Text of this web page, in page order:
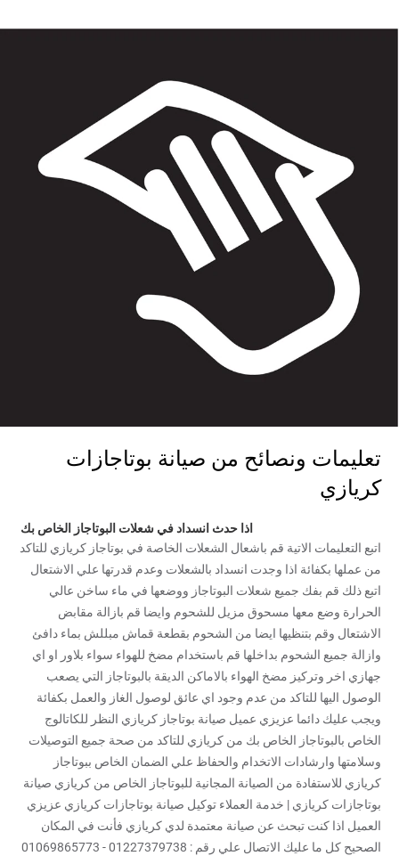
تعليمات ونصائح من صيانة بوتاجازات
كريازي
اذا حدث انسداد في شعلات البوتاجاز الخاص بك
اتبع التعليمات الاتية قم باشعال الشعلات الخاصة في بوتاجاز كريازي للتاكد
من عملها بكفائة اذا وجدت انسداد بالشعلات وعدم قدرتها علي الاشتعال
اتبع ذلك قم بفك جميع شعلات البوتاجاز ووضعها في ماء ساخن عالي
الحرارة وضع معها مسحوق مزيل للشحوم وايضا قم بازالة مقابض
الاشتعال وقم بتنظيها ايضا من الشحوم بقطعة قماش مبللش بماء دافئ
وازالة جميع الشحوم بداخلها قم باستخدام مضخ للهواء سواء بلاور او اي
جهازي اخر وتركيز مضخ الهواء بالاماكن الديقة بالبوتاجاز التي يصعب
الوصول اليها للتاكد من عدم وجود اي عائق لوصول الغاز والعمل بكفائة
ويجب عليك دائما عزيزي عميل صيانة بوتاجاز كريازي النظر للكاتالوج
الخاص بالبوتاجاز الخاص بك من كريازي للتاكد من صحة جميع التوصيلات
وسلامتها وارشادات الاتخدام والحفاظ علي الضمان الخاص ببوتاجاز
كريازي للاستفادة من الصيانة المجانية للبوتاجاز الخاص من كريازي صيانة
بوتاجازات كريازي | خدمة العملاء توكيل صيانة بوتاجازات كريازي عزيزي
العميل اذا كنت تبحث عن صيانة معتمدة لدي كريازي فأنت في المكان
الصحيح كل ما عليك الاتصال علي رقم : 01227379738 - 01069865773